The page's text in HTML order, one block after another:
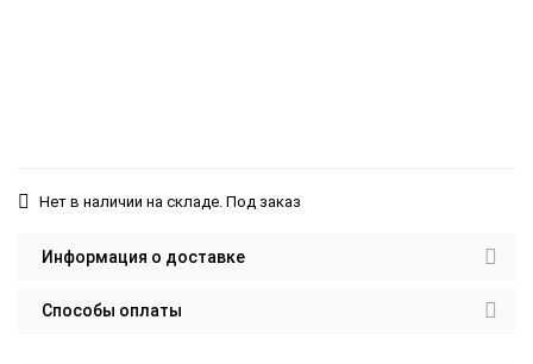
Нет в наличии на складе. Под заказ
Информация о доставке
Способы оплаты